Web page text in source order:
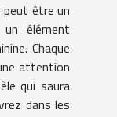
peut être un
élément
Chaque
attention
qui saura
dans les